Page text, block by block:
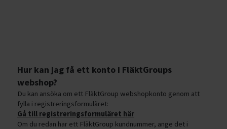
Hur kan jag få ett konto i FläktGroups
webshop?
Du kan ansöka om ett FläktGroup webshopkonto genom att
fylla i registreringsformuläret:
Gå till registreringsformuläret här
Om du redan har ett FläktGroup kundnummer, ange det i